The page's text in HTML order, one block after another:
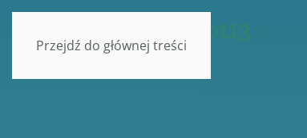
Przejdź do głównej treści